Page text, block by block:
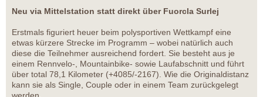
Neu via Mittelstation statt direkt über Fuorcla Surlej
Erstmals figuriert heuer beim polysportiven Wettkampf eine
etwas kürzere Strecke im Programm – wobei natürlich auch
diese die Teilnehmer ausreichend fordert. Sie besteht aus je
einem Rennvelo-, Mountainbike- sowie Laufabschnitt und führt
über total 78,1 Kilometer (+4085/-2167). Wie die Originaldistanz
kann sie als Single, Couple oder in einem Team zurückgelegt